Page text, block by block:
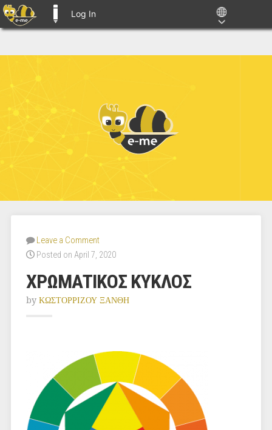
Log In
Leave a Comment
Posted on April 7, 2020
ΧΡΩΜΑΤΙΚΟΣ ΚΥΚΛΟΣ
by ΚΩΣΤΟΡΡΙΖΟΥ ΞΑΝΘΗ